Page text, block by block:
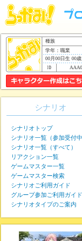
種族
学年：職業
00月00日生 00歳
シナリオ
シナリオトップ
シナリオ一覧（参加受付中
シナリオ一覧（すべて）
リアクション一覧
ゲームマスター一覧
ゲームマスター検索
シナリオご利用ガイド
グループ参加ご利用ガイド
シナリオタイプのご案内